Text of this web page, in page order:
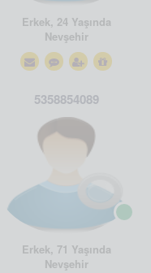
Erkek, 24 Yaşında
Nevşehir
5358854089
Erkek, 71 Yaşında
Nevşehir